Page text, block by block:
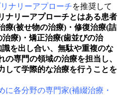
ナリーアプローチを推奨して
ナリーアプローチとはある患者
療(被せ物の治療)・修復治療(詰
療)・矯正治療(歯並びの治
を出し合い、無駄や重複のな
専門の領域の治療を担当し、
して学際的な治療を行うことを
に各分野の専門家(補綴治療・